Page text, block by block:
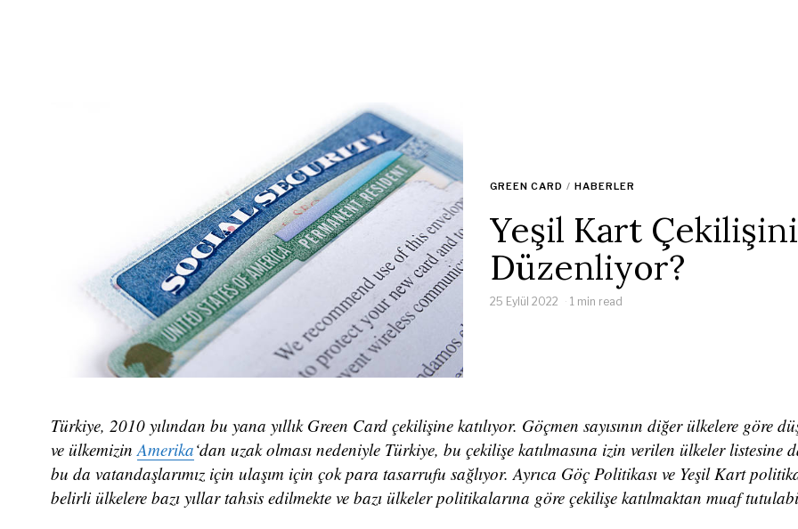
GREEN CARD / HABERLER
Yeşil Kart
Düzenliyor?
25 Eylül 2022 1 min read
Türkiye, 2010 yılından bu yana yıllık Green Card çekilişine katılıyor. Göçmen sayısının diğer ülkelere göre
ve ülkemizinAmerika‘dan uzak olması nedeniyle Türkiye, bu çekilişe katılmasına izin verilen ülkeler listesine
bu da vatandaşlarımız için ulaşım için çok para tasarrufu sağlıyor. Ayrıca Göç Politikası ve Yeşil Kart
belirli ülkelere bazı yıllar tahsis edilmekte ve bazı ülkeler politikalarına göre çekilişe katılmaktan muaf